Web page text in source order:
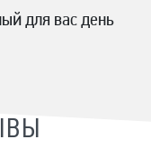
для вас день